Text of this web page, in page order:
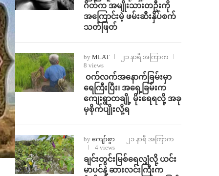
ဂိတ်က အမျိုးသားတဦးကို
အကြောင်းမဲ့ ဖမ်းဆီးနှိပ်စက်
သတ်ဖြတ်
by MLAT
၂၁ နာရီ အကြာက
8 views
⁩ ⁨ဝက်လက်အနောက်ခြမ်းမှာ
ရေကြီးပြီး၊ အရှေ့ခြမ်းက
ကျေးရွာတချို့ မိုးရေရလို့ အခု
မှစိုက်ပျိုးလို့ရ
by ကျော်စွာ
၂၁ နာရီ အကြာက
4 views
ချင်းတွင်းမြစ်ရေလျှံလို့ ယင်း
မာပင်နဲ့ ဆားလင်းကြီးက